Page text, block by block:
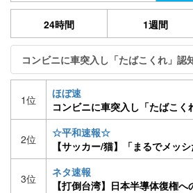
24時間 1週間
コンビニに車突入し「たばこくれ」認
1位
ほぼ速
コンビニに車突入し「たばこく
2位
☆平和速報☆
【サッカー/猫】「まるでメッ
バイエルンが試合中に乱入した
3位
ネタ速報
【打倒台湾】日本半導体復権へ